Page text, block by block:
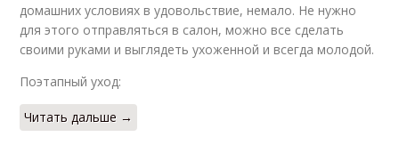
домашних условиях в удовольствие, немало. Не нужно
для этого отправляться в салон, можно все сделать
своими руками и выглядеть ухоженной и всегда молодой.
Поэтапный уход:
Читать дальше →